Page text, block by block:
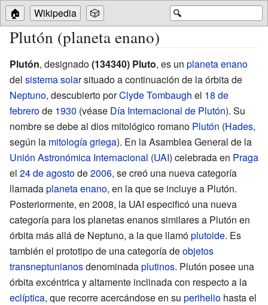
🔍
🏠 Wikipedia 🎲
Plutón (planeta enano)
Plutón, designado(134340) Pluto, es un planeta enano
del sistema solarsituado a continuación de la órbita de
Neptuno, descubierto porClyde Tombaugh el 18 de
febrerode 1930 (véase Día Internacional de Plutón). Su
nombre se debe al dios mitológico romano Plutón (Hades,
según la mitología griega). En la Asamblea General de la
Unión Astronómica Internacional (UAI) celebrada en Praga
el 24 de agostode2006, se creó una nueva categoría
llamadaplaneta enano, en la que se incluye a Plutón.
Posteriormente, en 2008, la UAI especificó una nueva
categoría para los planetas enanos similares a Plutón en
órbita más allá de Neptuno, a la que llamóplutoide. Es
también el prototipo de una categoría deobjetos
transneptunianosdenominadaplutinos. Plutón posee una
órbita excéntrica y altamente inclinada con respecto a la
eclíptica, que recorre acercándose en su perihelio hasta el